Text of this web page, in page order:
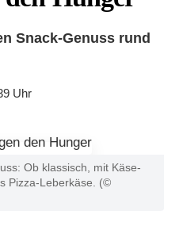
Snack-Genuss rund
Uhr
Ob klassisch, mit Käse-
Pizza-Leberkäse. (©